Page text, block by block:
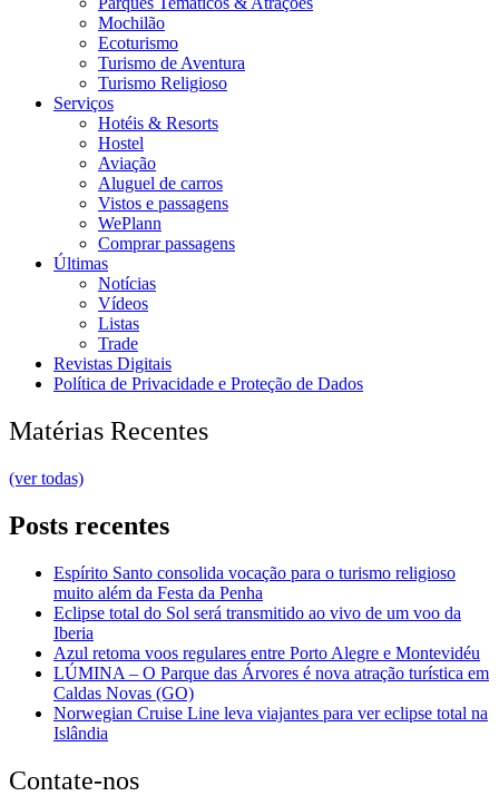
Mochilão
Ecoturismo
Turismo de Aventura
Turismo Religioso
Serviços
Hotéis & Resorts
Hostel
Aviação
Aluguel de carros
Vistos e passagens
WePlann
Comprar passagens
Últimas
Notícias
Vídeos
Listas
Trade
Revistas Digitais
Política de Privacidade e Proteção de Dados
Matérias Recentes
(ver todas)
Posts recentes
Espírito Santo consolida vocação para o turismo religioso
muito além da Festa da Penha
Eclipse total do Sol será transmitido ao vivo de um voo da
Iberia
Azul retoma voos regulares entre Porto Alegre e Montevidéu
LÚMINA – O Parque das Árvores é nova atração turística em
Caldas Novas (GO)
Norwegian Cruise Line leva viajantes para ver eclipse total na
Islândia
Contate-nos